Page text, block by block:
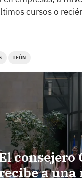
cursos o
LEÓN
consejero
a una